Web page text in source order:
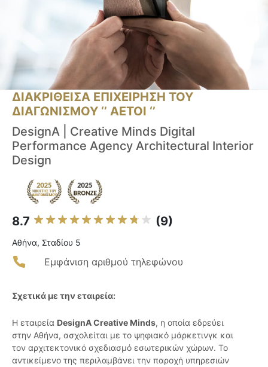
ΔΙΑΚΡΙΘΕΙΣΑ ΕΠΙΧΕΙΡΗΣΗ ΤΟΥ
ΔΙΑΓΩΝΙΣΜΟΥ ‘’ ΑΕΤΟΙ ‘’
DesignA | Creative Minds ︎Digital
Performance Agency ︎Architectural Interior
Design
8.7 (9)
Αθήνα, Σταδίου 5
Εμφάνιση αριθμού τηλεφώνου
Σχετικά με την εταιρεία:
Η εταιρεία DesignA Creative Minds, η οποία εδρεύει
στην Αθήνα, ασχολείται με το ψηφιακό μάρκετινγκ και
τον αρχιτεκτονικό σχεδιασμό εσωτερικών χώρων. Το
αντικείμενο της περιλαμβάνει την παροχή υπηρεσιών